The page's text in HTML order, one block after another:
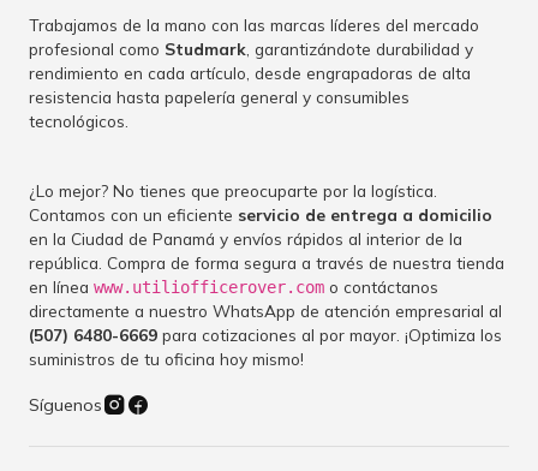
Trabajamos de la mano con las marcas líderes del mercado
profesional como Studmark , garantizándote durabilidad y
rendimiento en cada artículo, desde engrapadoras de alta
resistencia hasta papelería general y consumibles
tecnológicos.
¿Lo mejor? No tienes que preocuparte por la logística.
Contamos con un eficiente servicio de entrega a domicilio
en la Ciudad de Panamá y envíos rápidos al interior de la
república. Compra de forma segura a través de nuestra tienda
en línea www.utiliofficerover.com o contáctanos
directamente a nuestro WhatsApp de atención empresarial al
(507) 6480-6669 para cotizaciones al por mayor. ¡Optimiza los
suministros de tu oficina hoy mismo!
Síguenos